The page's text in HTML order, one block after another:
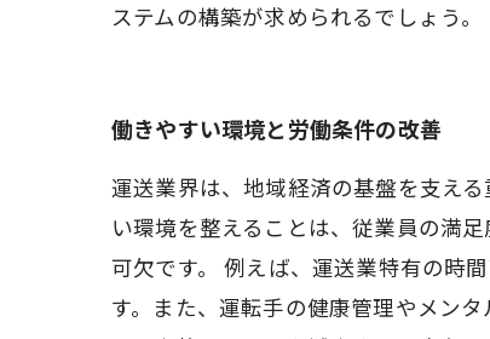
ステムの構築が求められるでしょう。
働きやすい環境と労働条件の改善
運送業界は、地域経済の基盤を支え
い環境を整えることは、従業員の満
可欠です。 例えば、運送業特有の時
す。また、運転手の健康管理やメン